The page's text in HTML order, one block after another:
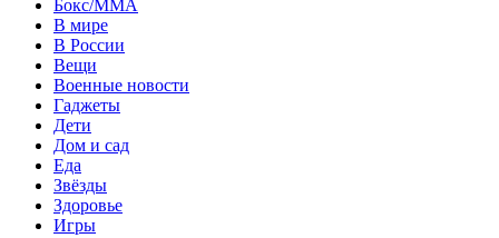
Бокс/MMA
В мире
В России
Вещи
Военные новости
Гаджеты
Дети
Дом и сад
Еда
Звёзды
Здоровье
Игры